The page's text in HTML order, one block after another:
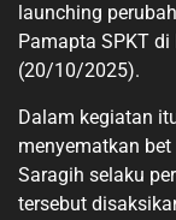
launching
Pamapta SPKT
(20/10/2025).
Dalam kegiatan
menyematkan
Saragih selaku
tersebut